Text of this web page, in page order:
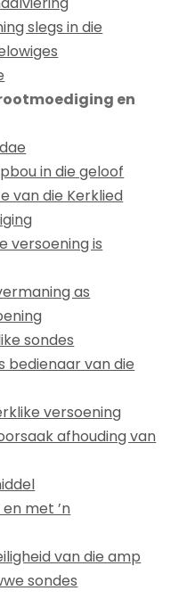
slegs in die
en
in die geloof
van die Kerklied
versoening is
as
sondes
bedienaar van die
versoening
afhouding van
met ’n
van die amp
sondes